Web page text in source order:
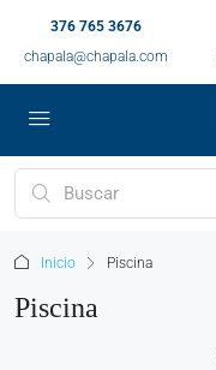
376 765 3676
chapala@chapala.com
Inicio Piscina
Piscina